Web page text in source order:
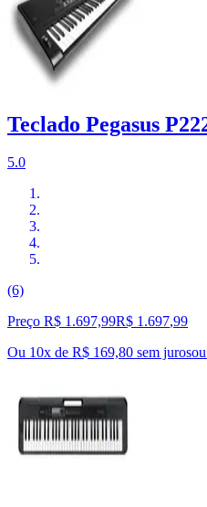
Teclado Pegasus
5.0
(6)
Preço R$ 1.697,99R$ 1.697,99
Ou 10x de R$ 169,80 sem jurosou